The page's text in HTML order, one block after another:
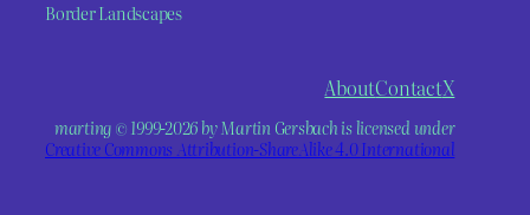
Border Landscapes
AboutContactX
marting © 1999-2026 by Martin Gersbach is licensed under
Creative Commons Attribution-ShareAlike 4.0 International